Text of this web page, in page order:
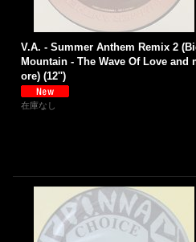
V.A. - Summer Anthem Remix 2
Mountain - The Wave Of Love and
ore) (12'')
在庫なし